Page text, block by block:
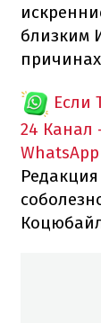
близким
Если
24 Канал
WhatsApp